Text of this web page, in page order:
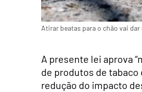
Atirar beatas para o chão vai
A presente lei aprova
de produtos de tabaco
redução do impacto